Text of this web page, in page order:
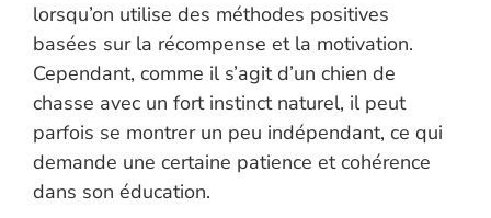
lorsqu’on utilise des méthodes positives
basées sur la récompense et la motivation.
Cependant, comme il s’agit d’un chien de
chasse avec un fort instinct naturel, il peut
parfois se montrer un peu indépendant, ce qui
demande une certaine patience et cohérence
dans son éducation.